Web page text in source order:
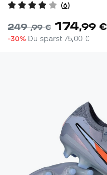
(6)
249,99 € 174,99 €
-30% Du sparst75,00 €